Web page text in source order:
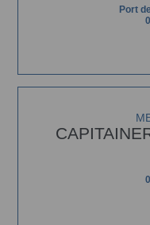
Port